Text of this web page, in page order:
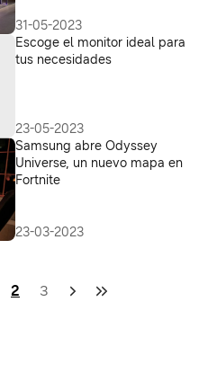
31-05-2023
Escoge el monitor ideal para
tus necesidades
23-05-2023
Samsung abre Odyssey
Universe, un nuevo mapa en
Fortnite
23-03-2023
2 3